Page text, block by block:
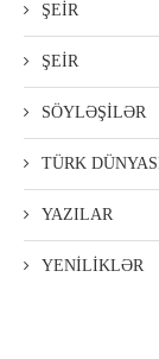
ŞEİR
ŞEİR
SÖYLƏŞİLƏR
TÜRK
YAZILAR
YENİLİKLƏR